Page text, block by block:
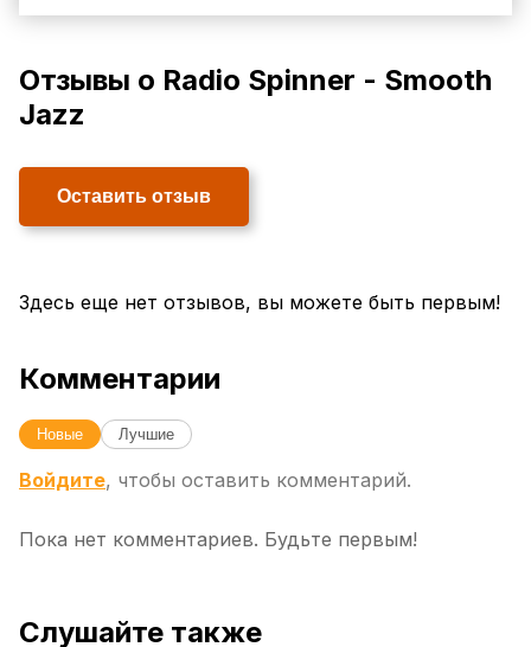
Отзывы о Radio Spinner - Smooth
Jazz
Оставить отзыв
Здесь еще нет отзывов, вы можете быть первым!
Комментарии
Новые Лучшие
Войдите, чтобы оставить комментарий.
Пока нет комментариев. Будьте первым!
Слушайте также